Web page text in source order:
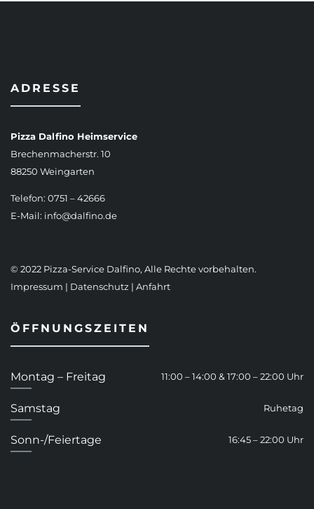
ADRESSE
Pizza Dalfino Heimservice
Brechenmacherstr. 10
88250 Weingarten
Telefon: 0751 – 42666
E-Mail: info@dalfino.de
© 2022 Pizza-Service Dalfino, Alle Rechte vorbehalten.
Impressum | Datenschutz | Anfahrt
ÖFFNUNGSZEITEN
Montag – Freitag 11:00 – 14:00 & 17:00 – 22:00 Uhr
Samstag Ruhetag
Sonn-/Feiertage 16:45 – 22:00 Uhr